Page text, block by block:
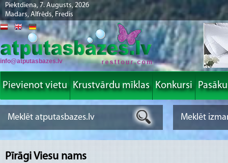
Piektdiena, 7. Augusts, 2026
Madars, Alfrēds, Fredis
info@atputasbazes.lv
Pievienot vietu Krustvārdu mīklas Konkursi
Pīrāgi Viesu nams